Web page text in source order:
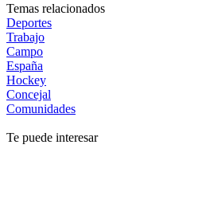
Temas relacionados
Deportes
Trabajo
Campo
España
Hockey
Concejal
Comunidades
Te puede interesar